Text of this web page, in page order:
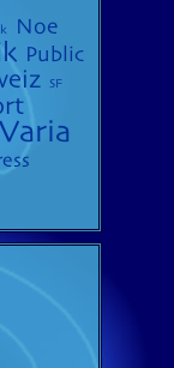
Noe
Public
SF
Varia